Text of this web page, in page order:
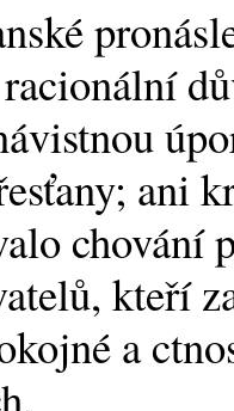
ani
chování
kteří
a